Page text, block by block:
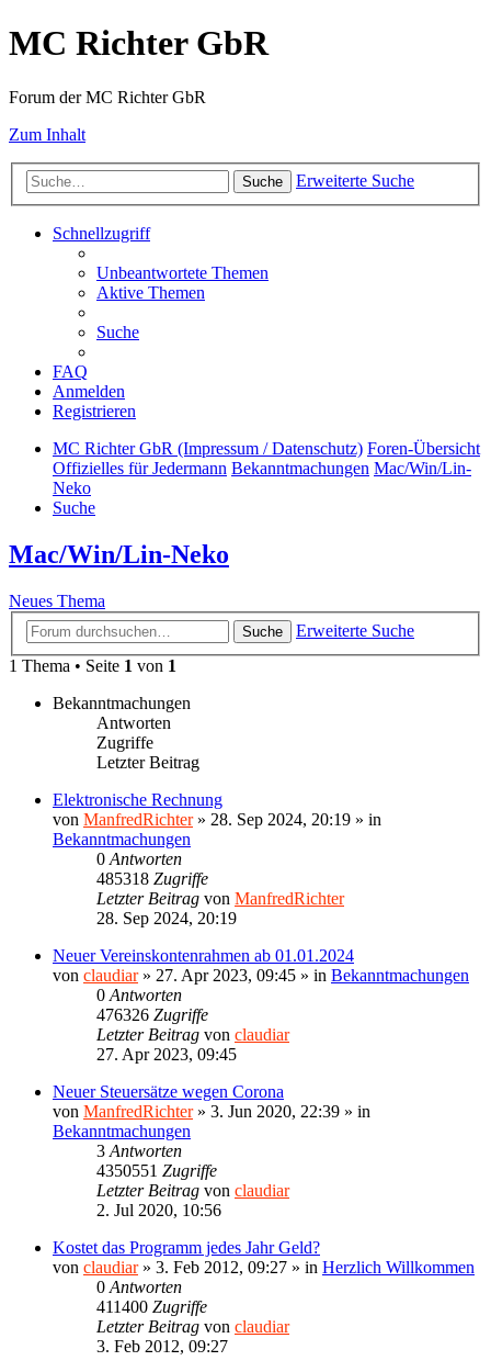
MC Richter GbR
Forum der MC Richter GbR
Zum Inhalt
Suche Erweiterte Suche
Schnellzugriff
Unbeantwortete Themen
Aktive Themen
Suche
FAQ
Anmelden
Registrieren
MC Richter GbR (Impressum / Datenschutz) Foren-Übersicht
Offizielles für Jedermann Bekanntmachungen Mac/Win/Lin-
Neko
Suche
Mac/Win/Lin-Neko
Neues Thema
Suche
Erweiterte Suche
1 Thema • Seite 1 von 1
Bekanntmachungen
Antworten
Zugriffe
Letzter Beitrag
Elektronische Rechnung
von ManfredRichter» 28. Sep 2024, 20:19 » in
Bekanntmachungen
0 Antworten
485318 Zugriffe
Letzter Beitrag von ManfredRichter
28. Sep 2024, 20:19
Neuer Vereinskontenrahmen ab 01.01.2024
von claudiar» 27. Apr 2023, 09:45 » in Bekanntmachungen
0 Antworten
476326 Zugriffe
Letzter Beitrag von claudiar
27. Apr 2023, 09:45
Neuer Steuersätze wegen Corona
von ManfredRichter» 3. Jun 2020, 22:39 » in
Bekanntmachungen
3 Antworten
4350551 Zugriffe
Letzter Beitrag von claudiar
2. Jul 2020, 10:56
Kostet das Programm jedes Jahr Geld?
von claudiar» 3. Feb 2012, 09:27 » in Herzlich Willkommen
0 Antworten
411400 Zugriffe
Letzter Beitrag von claudiar
3. Feb 2012, 09:27